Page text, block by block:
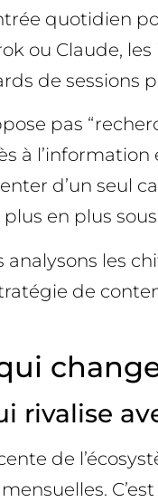
quotidien
ou Claude,
de sessions
pas
à
d’un seul
en plus
analysons les
de
rivalise
de